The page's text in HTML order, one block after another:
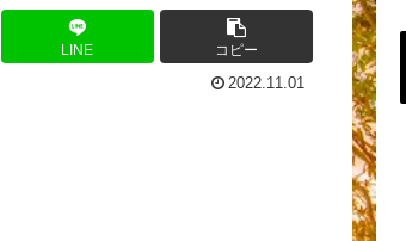
LINE コピー
2022.11.01